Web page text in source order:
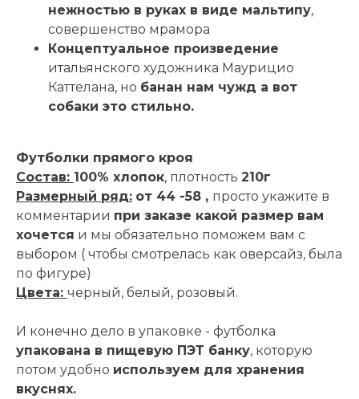
нежностью в руках в виде мальтипу,
совершенство мрамора
Концептуальное произведение
итальянского художника Маурицио
Каттелана, но банан нам чужд а вот
собаки это стильно.
Футболки прямого кроя
Состав: 100% хлопок, плотность 210г
Размерный ряд: от 44 -58 , просто укажите в
комментарии при заказе какой размер вам
хочется и мы обязательно поможем вам с
выбором ( чтобы смотрелась как оверсайз, была
по фигуре)
Цвета: черный, белый, розовый.
И конечно дело в упаковке - футболка
упакована в пищевую ПЭТ банку, которую
потом удобно используем для хранения
вкуснях.